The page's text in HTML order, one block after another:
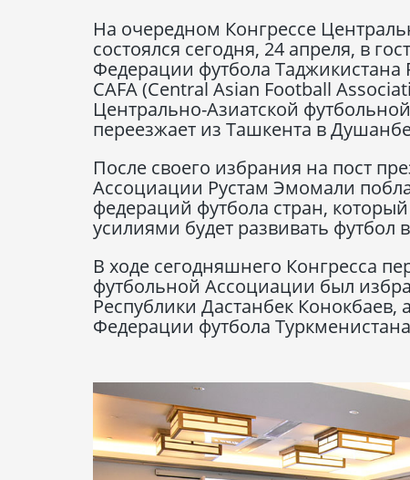
На очередном Конгрессе
состоялся сегодня, 24 апреля, в
Федерации футбола
CAFA (Central Asian Football
Центрально-Азиатской
переезжает из Ташкента в
После своего избрания на пост
Ассоциации Рустам Эмомали
федераций футбола стран,
усилиями будет развивать футбол
В ходе сегодняшнего Конгресса
футбольной Ассоциации был
Республики Дастанбек Конокбаев,
Федерации футбола